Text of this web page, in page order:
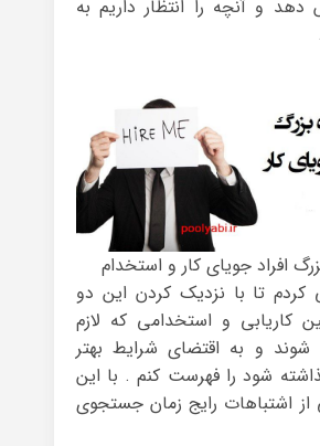
و آنچه را انتظار داریم به
افراد جویای کار و استخدام
کردم تا با نزدیک کردن این دو
کاریابی و استخدامی که لازم
و به اقتضای شرایط بهتر
شود را فهرست کنم . با این
اشتباهات رایج زمان جستجوی